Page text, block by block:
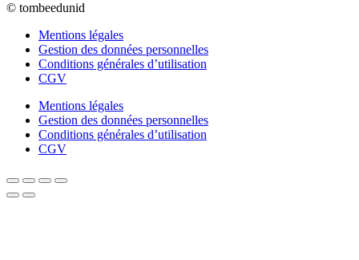
© tombeedunid
Mentions légales
Gestion des données personnelles
Conditions générales d’utilisation
CGV
Mentions légales
Gestion des données personnelles
Conditions générales d’utilisation
CGV